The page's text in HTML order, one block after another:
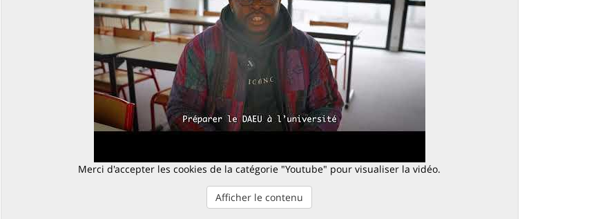
Merci d'accepter les cookies de la catégorie "Youtube" pour visualiser la vidéo.
Afficher le contenu